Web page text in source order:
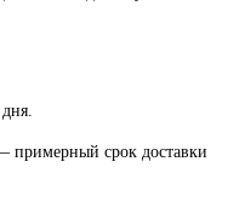
примерный срок доставки